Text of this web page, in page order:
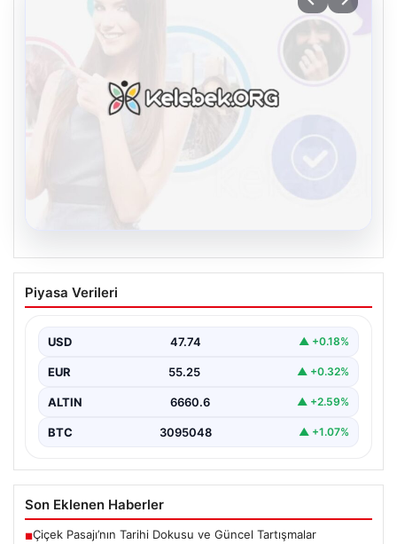
Kelebek.Org İle Dijital İletişimin Seviyeli
Adresi Ve Chat Deneyimi
irtibat kurması büyük bir önem taşımaktadır. Güncel
olarak…
Piyasa Verileri
USD 47.74 ▲ +0.18%
EUR 55.25 ▲ +0.32%
ALTIN 6660.6 ▲ +2.59%
BTC 3095048 ▲ +1.07%
Son Eklenen Haberler
■Çiçek Pasajı’nın Tarihi Dokusu ve Güncel Tartışmalar